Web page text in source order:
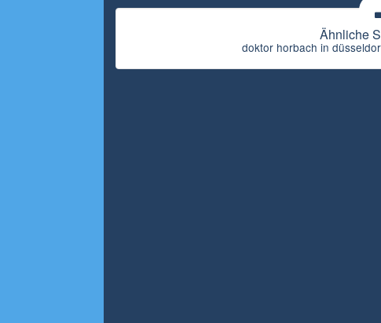
Ähnliche
doktor horbach in